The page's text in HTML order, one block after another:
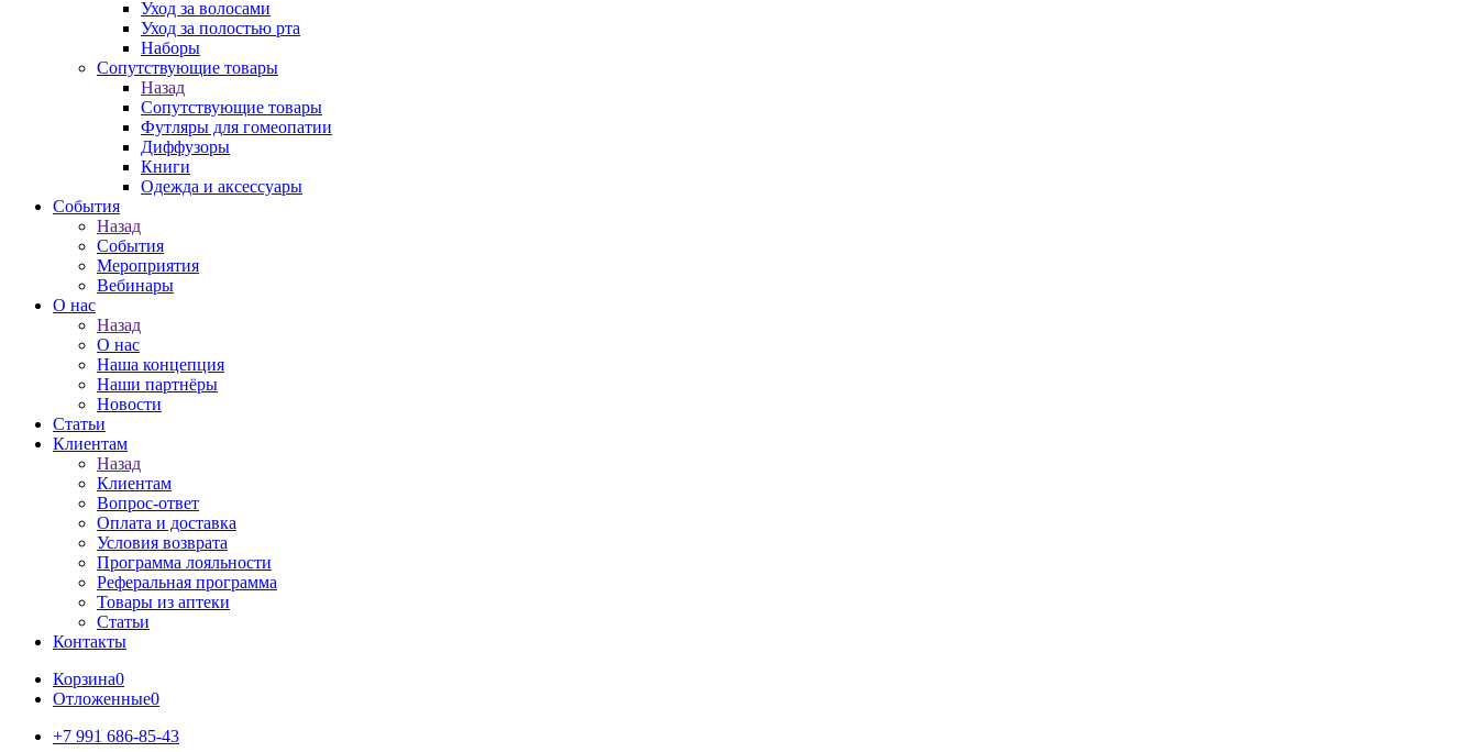
Уход за волосами
Уход за полостью рта
Наборы
Сопутствующие товары
Назад
Сопутствующие товары
Футляры для гомеопатии
Диффузоры
Книги
Одежда и аксессуары
События
Назад
События
Мероприятия
Вебинары
О нас
Назад
О нас
Наша концепция
Наши партнёры
Новости
Статьи
Клиентам
Назад
Клиентам
Вопрос-ответ
Оплата и доставка
Условия возврата
Программа лояльности
Реферальная программа
Товары из аптеки
Статьи
Контакты
Корзина0
Отложенные0
+7 991 686-85-43